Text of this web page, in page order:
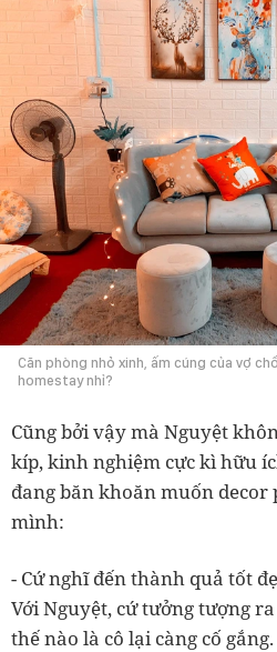
Căn phòng nhỏ xinh, ấm cúng của vợ
homestay nhỉ?
Cũng bởi vậy mà Nguyệt
kíp, kinh nghiệm cực kì hữu
đang băn khoăn muốn decor
mình:
- Cứ nghĩ đến thành quả tốt
Với Nguyệt, cứ tưởng tượng
thế nào là cô lại càng cố gắng.